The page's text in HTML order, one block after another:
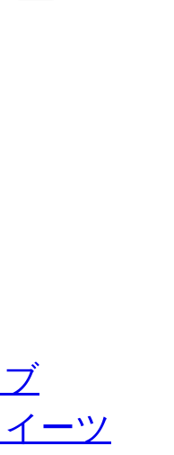
ーツ